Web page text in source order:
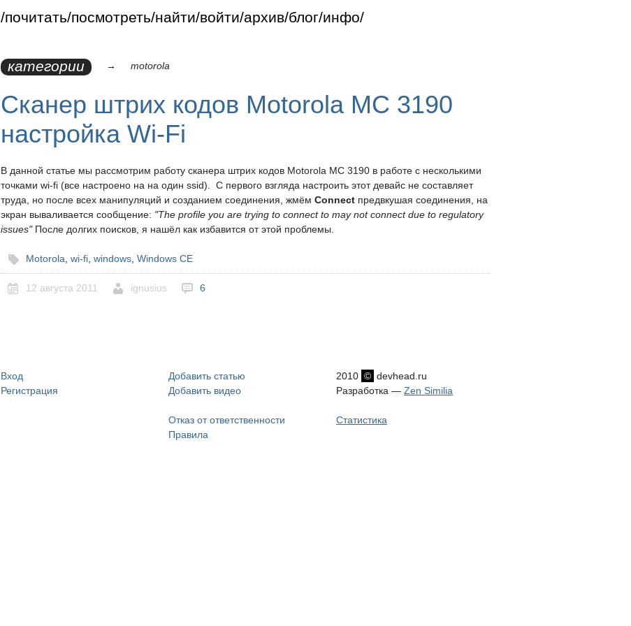
почитать посмотреть найти войти архив блог инфо
категории → motorola
Сканер штрих кодов Motorola MC 3190
настройка Wi-Fi
В данной статье мы рассмотрим работу сканера штрих кодов Motorola MC 3190 в работе с несколькими
точками wi-fi (все настроено на на один ssid). С первого взгляда настроить этот девайс не составляет
труда, но после всех манипуляций и созданием соединения, жмём Connect предвкушая соединения, на
экран вываливается сообщение: "The profile you are trying to connect to may not connect due to regulatory
issues"После долгих поисков, я нашёл как избавится от этой проблемы.
Motorola wi-fi windows Windows CE
12 августа 2011 ignusius 6
Вход
Регистрация
Добавить статью
Добавить видео
Отказ от ответственности
Правила
2010 © devhead.ru
Разработка — Zen Similia
Статистика